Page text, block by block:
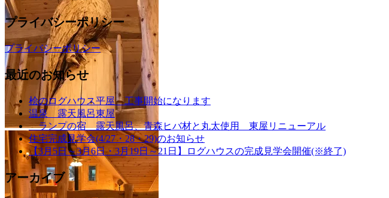
プライバシーポリシー
プライバシーポリシー
最近のお知らせ
桧のログハウス平屋 工事開始になります
温泉 露天風呂東屋
ランプの宿 露天風呂、青森ヒバ材と丸太使用 東屋リニューアル
住宅完成見学会(4/27・28・29)のお知らせ
【3月5日～3月6日・3月19日～21日】ログハウスの完成見学会開催(※終了)
アーカイブ